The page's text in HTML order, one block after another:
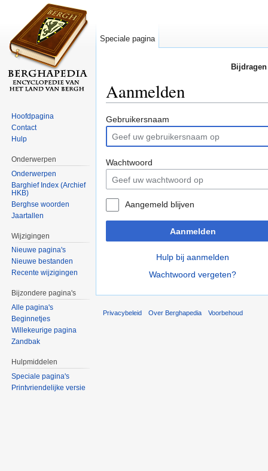
Aanmelden
Gebruikersnaam
Wachtwoord
Aangemeld blijven
Aanmelden
Hulp bij aanmelden
Wachtwoord vergeten?
Speciale pagina
Hoofdpagina
Contact
Hulp
Onderwerpen
Onderwerpen
Barghief Index (Archief
HKB)
Berghse woorden
Jaartallen
Wijzigingen
Nieuwe pagina's
Nieuwe bestanden
Recente wijzigingen
Bijzondere pagina's
Alle pagina's
Beginnetjes
Willekeurige pagina
Zandbak
Hulpmiddelen
Speciale pagina's
Printvriendelijke versie
Privacybeleid Over Berghapedia Voorbehoud